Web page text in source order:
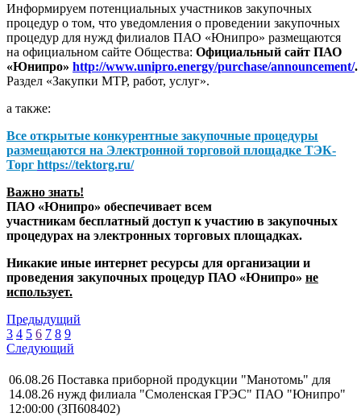
Информируем потенциальных участников закупочных
процедур о том, что уведомления о проведении закупочных
процедур для нужд филиалов ПАО «Юнипро» размещаются
на официальном сайте Общества: Официальный сайт ПАО
«Юнипро» http://www.unipro.energy/purchase/announcement/.
Раздел «Закупки МТР, работ, услуг».
а также:
Все открытые конкурентные закупочные процедуры
размещаются на Электронной торговой площадке ТЭК-
Торг https://tektorg.ru/
Важно знать!
ПАО «Юнипро» обеспечивает всем
участникам бесплатный доступ к участию в закупочных
процедурах на электронных торговых площадках.
Никакие иные интернет ресурсы для организации и
проведения закупочных процедур ПАО «Юнипро» не
использует.
Предыдущий
3 4 5 6 7 8 9
Следующий
06.08.26
14.08.26
12:00:00
Поставка приборной продукции "Манотомь" для
нужд филиала "Смоленская ГРЭС" ПАО "Юнипро"
(ЗП608402)